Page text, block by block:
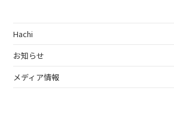
Hachi
お知らせ
メディア情報